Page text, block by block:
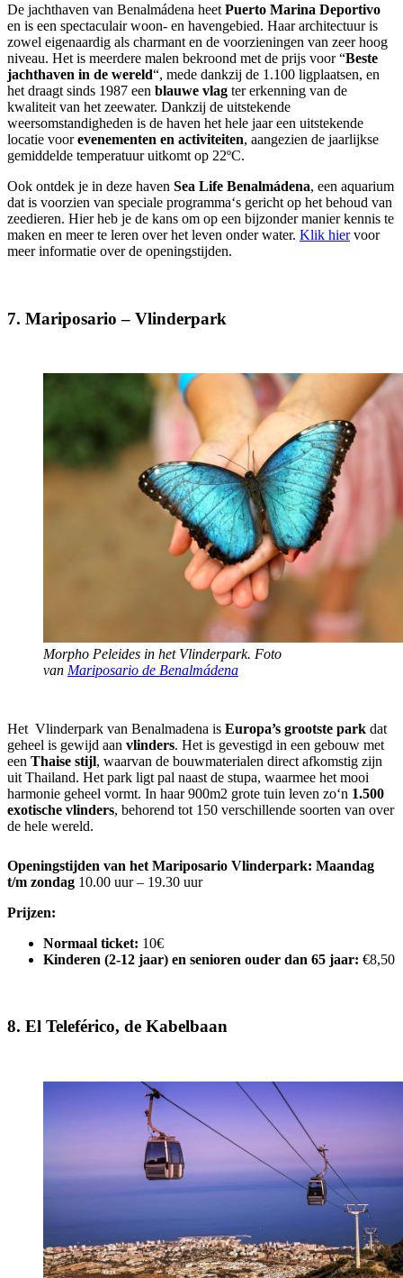
De jachthaven van Benalmádena heet Puerto Marina Deportivo
en is een spectaculair woon- en havengebied. Haar architectuur is
zowel eigenaardig als charmant en de voorzieningen van zeer hoog
niveau. Het is meerdere malen bekroond met de prijs voor “Beste
jachthaven in de wereld“, mede dankzij de 1.100 ligplaatsen, en
het draagt sinds 1987 een blauwe vlag ter erkenning van de
kwaliteit van het zeewater. Dankzij de uitstekende
weersomstandigheden is de haven het hele jaar een uitstekende
locatie voorevenementen en activiteiten, aangezien de jaarlijkse
gemiddelde temperatuur uitkomt op 22ºC.
Ook ontdek je in deze haven Sea Life Benalmádena, een aquarium
dat is voorzien van speciale programma‘s gericht op het behoud van
zeedieren. Hier heb je de kans om op een bijzonder manier kennis te
maken en meer te leren over het leven onder water. Klik hiervoor
meer informatie over de openingstijden.
7. Mariposario – Vlinderpark
Morpho Peleides in het Vlinderpark. Foto
van Mariposario de Benalmádena
Het Vlinderpark van Benalmadena is Europa’s grootste park dat
geheel is gewijd aan vlinders. Het is gevestigd in een gebouw met
een Thaise stijl, waarvan de bouwmaterialen direct afkomstig zijn
uit Thailand. Het park ligt pal naast de stupa, waarmee het mooi
harmonie geheel vormt. In haar 900m2 grote tuin leven zo‘n 1.500
exotische vlinders, behorend tot 150 verschillende soorten van over
de hele wereld.
Openingstijden van het Mariposario Vlinderpark: Maandag
t/m zondag 10.00 uur – 19.30 uur
Prijzen:
Normaal ticket: 10­€
Kinderen (2-12 jaar) en senioren ouder dan 65 jaar: €8,50
8. El Teleférico, de Kabelbaan